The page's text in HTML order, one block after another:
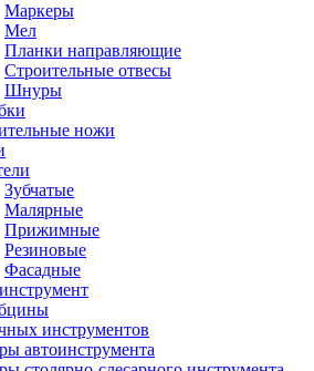
Маркеры
Мел
Планки направляющие
Строительные отвесы
Шнуры
ножи
Зубчатые
Малярные
Прижимные
Резиновые
Фасадные
инструментов
автоинструмента